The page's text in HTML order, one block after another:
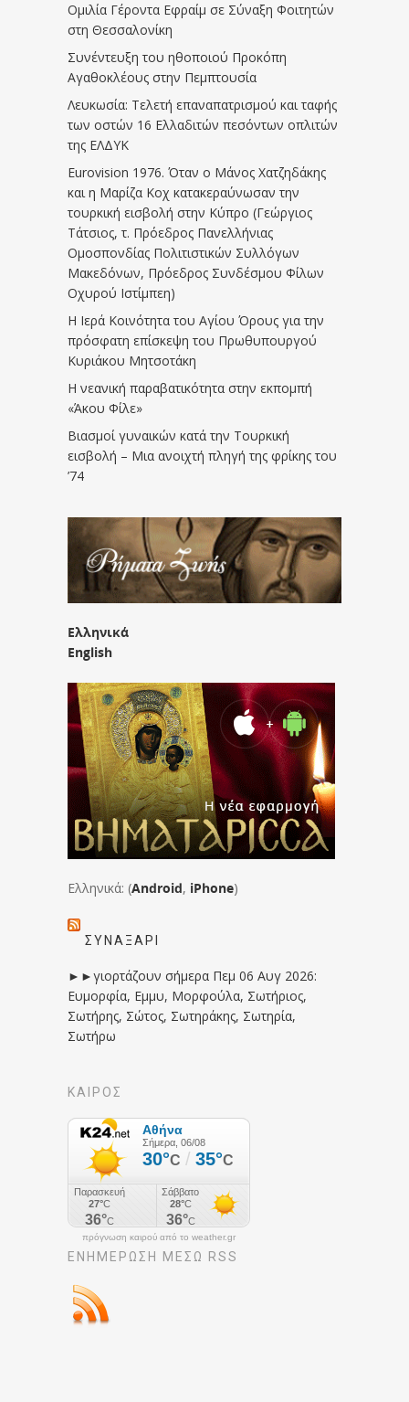
Ομιλία Γέροντα Εφραίμ σε Σύναξη Φοιτητών
στη Θεσσαλονίκη
Συνέντευξη του ηθοποιού Προκόπη
Αγαθοκλέους στην Πεμπτουσία
Λευκωσία: Τελετή επαναπατρισμού και ταφής
των οστών 16 Ελλαδιτών πεσόντων οπλιτών
της ΕΛΔΥΚ
Eurovision 1976. Όταν ο Μάνος Χατζηδάκης
και η Μαρίζα Κοχ κατακεραύνωσαν την
τουρκική εισβολή στην Κύπρο (Γεώργιος
Τάτσιος, τ. Πρόεδρος Πανελλήνιας
Ομοσπονδίας Πολιτιστικών Συλλόγων
Μακεδόνων, Πρόεδρος Συνδέσμου Φίλων
Οχυρού Ιστίμπεη)
Η Ιερά Κοινότητα του Αγίου Όρους για την
πρόσφατη επίσκεψη του Πρωθυπουργού
Κυριάκου Μητσοτάκη
Η νεανική παραβατικότητα στην εκπομπή
«Άκου Φίλε»
Βιασμοί γυναικών κατά την Τουρκική
εισβολή – Μια ανοιχτή πληγή της φρίκης του
’74
Ελληνικά
English
Ελληνικά: (Android, iPhone)
ΣΥΝΑΞΆΡΙ
►►γιορτάζουν σήμερα Πεμ 06 Αυγ 2026:
Ευμορφία, Εμμυ, Μορφούλα, Σωτήριος,
Σωτήρης, Σώτος, Σωτηράκης, Σωτηρία,
Σωτήρω
ΚΑΙΡΟΣ
πρόγνωση καιρού από το weather.gr
ΕΝΗΜΈΡΩΣΉ ΜΕΣΩ RSS